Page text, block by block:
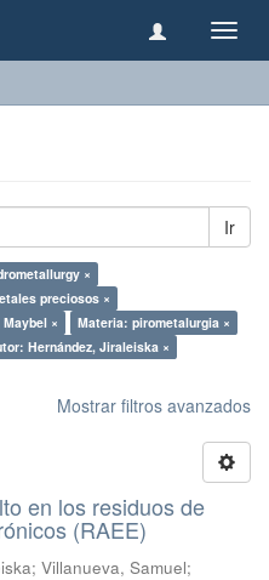
Ir
×
preciosos ×
×
Materia: pirometalurgia ×
Hernández, Jiraleiska ×
Mostrar filtros avanzados
en los residuos de
(RAEE)
; Villanueva, Samuel;